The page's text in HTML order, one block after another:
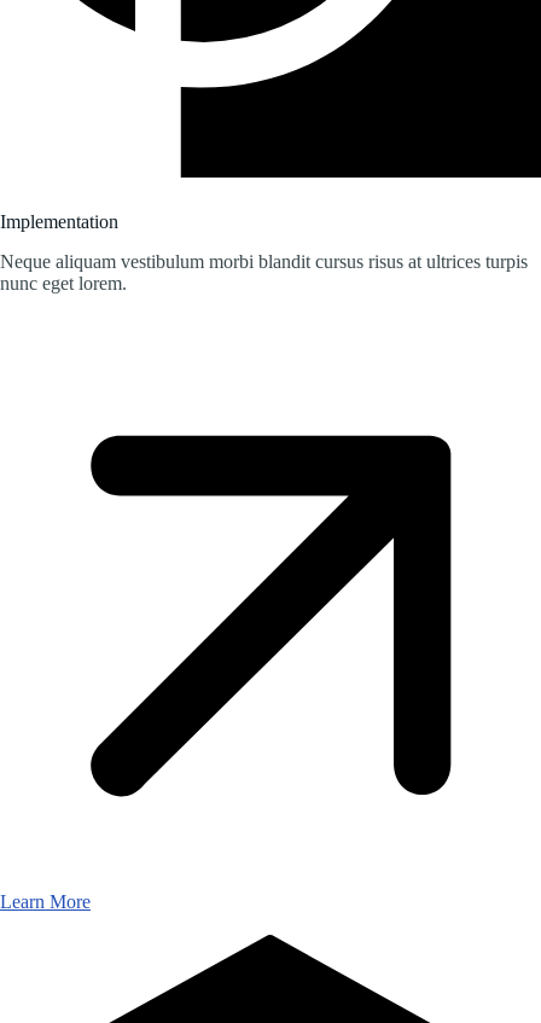
Implementation
Neque aliquam vestibulum morbi blandit cursus risus at ultrices turpis
nunc eget lorem.
Learn More